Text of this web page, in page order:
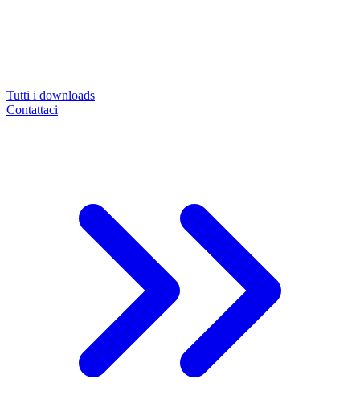
Tutti i downloads
Contattaci